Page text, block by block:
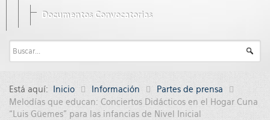
Documentos Convocatorias
Está aquí: Inicio Información
Partes de prensa
Melodías que educan: Conciertos Didácticos en el Hogar Cuna
“Luis Güemes” para las infancias de Nivel Inicial